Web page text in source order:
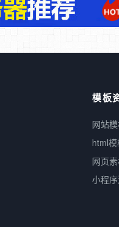
模板
网站
html模
网页
小程